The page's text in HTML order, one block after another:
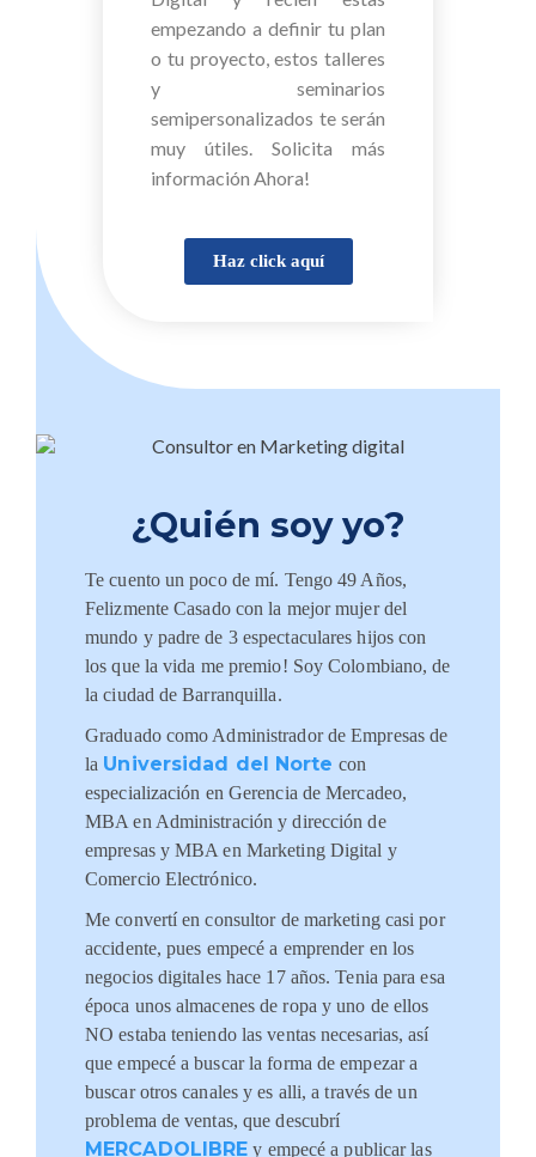
empezando a definir tu plan
o tu proyecto, estos talleres
y seminarios
semipersonalizados te serán
muy útiles. Solicita más
información Ahora!
Haz click aquí
¿Quién soy yo?
Te cuento un poco de mí. Tengo 49 Años,
Felizmente Casado con la mejor mujer del
mundo y padre de 3 espectaculares hijos con
los que la vida me premio! Soy Colombiano, de
la ciudad de Barranquilla.
Graduado como Administrador de Empresas de
la Universidad del Norte con
especialización en Gerencia de Mercadeo,
MBA en Administración y dirección de
empresas y MBA en Marketing Digital y
Comercio Electrónico.
Me convertí en consultor de marketing casi por
accidente, pues empecé a emprender en los
negocios digitales hace 17 años. Tenia para esa
época unos almacenes de ropa y uno de ellos
NO estaba teniendo las ventas necesarias, así
que empecé a buscar la forma de empezar a
buscar otros canales y es alli, a través de un
problema de ventas, que descubrí
MERCADOLIBRE y empecé a publicar las